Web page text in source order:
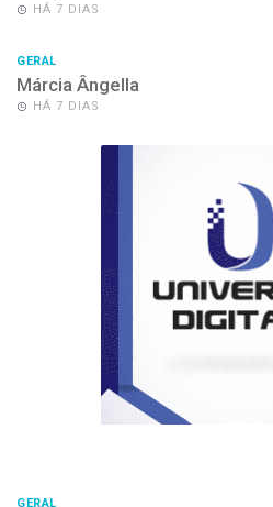
HÁ 7 DIAS
GERAL
Márcia Ângella
HÁ 7 DIAS
GERAL